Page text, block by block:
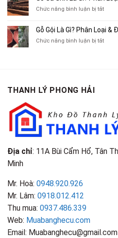
Cũ,
Xe
Cũ
Tạp
Chí
Địa
Chỉ
Bán
Áo
Chức năng bình luận bị tắtở
Chít
Là
Gỗ Gội Là Gì? Phân Loại
Chức năng bình luận bị tắtở
Điểm
Nhận
Biết
THANH LÝ PHONG HẢI
Địa chỉ: 11A Bùi Cẩm Hổ, Tân
Minh
Mr. Hoà: 0948.920.926
Mr. Lâm: 0918.012.412
Thu mua: 0937.486.339
Web: Muabanghecu.com
Email: Muabanghecu@gmail.com